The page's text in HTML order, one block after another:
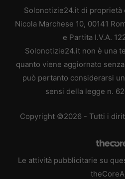
Solonotizie24.it di proprietà
Nicola Marchese 10, 00141
e Partita I.V.A.
Solonotizie24.it non è una
quanto viene aggiornato
può pertanto considerarsi
sensi della legge n.
Copyright ©2026 - Tutti i
Le attività pubblicitarie su